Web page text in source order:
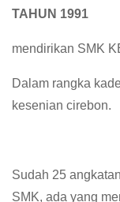
TAHUN 1991
mendirikan SMK
Dalam rangka
kesenian cirebon.
Sudah 25
SMK, ada yang